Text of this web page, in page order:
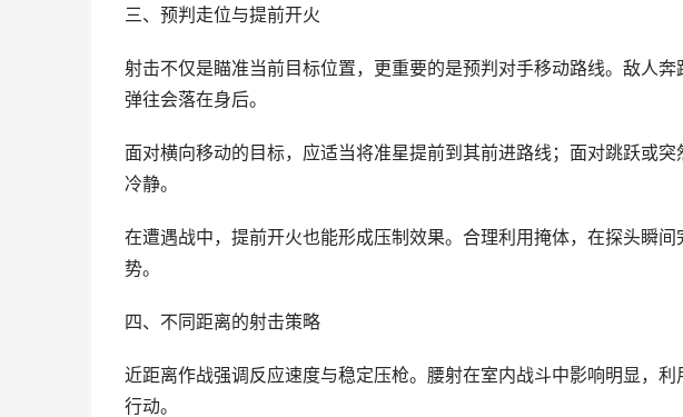
三、预判走位与提前开火
射击不仅是瞄准当前目标位置，更重要的是预判对手移动路线。敌人
弹往会落在身后。
面对横向移动的目标，应适当将准星提前到其前进路线；面对跳跃或
冷静。
在遭遇战中，提前开火也能形成压制效果。合理利用掩体，在探头瞬
势。
四、不同距离的射击策略
近距离作战强调反应速度与稳定压枪。腰射在室内战斗中影响明显，
行动。